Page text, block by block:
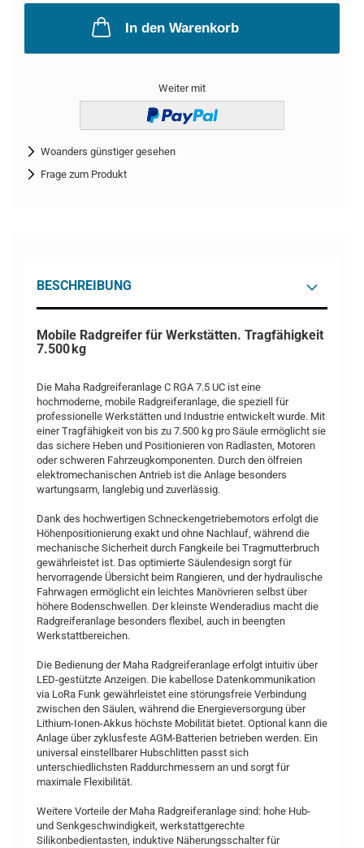
In den Warenkorb
Weiter mit
Woanders günstiger gesehen
Frage zum Produkt
BESCHREIBUNG
Mobile Radgreifer für Werkstätten. Tragfähigkeit
7.500 kg
Die Maha Radgreiferanlage C RGA 7.5 UC ist eine
hochmoderne, mobile Radgreiferanlage, die speziell für
professionelle Werkstätten und Industrie entwickelt wurde. Mit
einer Tragfähigkeit von bis zu 7.500 kg pro Säule ermöglicht sie
das sichere Heben und Positionieren von Radlasten, Motoren
oder schweren Fahrzeugkomponenten. Durch den ölfreien
elektromechanischen Antrieb ist die Anlage besonders
wartungsarm, langlebig und zuverlässig.
Dank des hochwertigen Schneckengetriebemotors erfolgt die
Höhenpositionierung exakt und ohne Nachlauf, während die
mechanische Sicherheit durch Fangkeile bei Tragmutterbruch
gewährleistet ist. Das optimierte Säulendesign sorgt für
hervorragende Übersicht beim Rangieren, und der hydraulische
Fahrwagen ermöglicht ein leichtes Manövrieren selbst über
höhere Bodenschwellen. Der kleinste Wenderadius macht die
Radgreiferanlage besonders flexibel, auch in beengten
Werkstattbereichen.
Die Bedienung der Maha Radgreiferanlage erfolgt intuitiv über
LED-gestützte Anzeigen. Die kabellose Datenkommunikation
via LoRa Funk gewährleistet eine störungsfreie Verbindung
zwischen den Säulen, während die Energieversorgung über
Lithium-Ionen-Akkus höchste Mobilität bietet. Optional kann die
Anlage über zyklusfeste AGM-Batterien betrieben werden. Ein
universal einstellbarer Hubschlitten passt sich
unterschiedlichsten Raddurchmessern an und sorgt für
maximale Flexibilität.
Weitere Vorteile der Maha Radgreiferanlage sind: hohe Hub-
und Senkgeschwindigkeit, werkstattgerechte
Silikonbedientasten, induktive Näherungsschalter für